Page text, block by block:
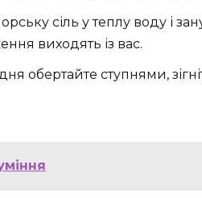
сіль у теплу воду і
виходять із вас.
обертайте ступнями,